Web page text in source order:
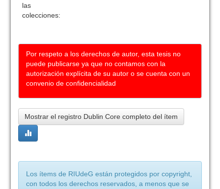
las
colecciones:
Por respeto a los derechos de autor, esta tesis no
puede publicarse ya que no contamos con la
autorización explícita de su autor o se cuenta con un
convenio de confidencialidad
Mostrar el registro Dublin Core completo del ítem
Los ítems de RIUdeG están protegidos por copyright,
con todos los derechos reservados, a menos que se